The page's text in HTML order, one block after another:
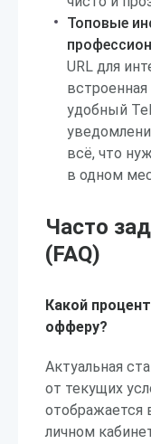
Топовые
URL для
удобный
всё, что
в одном
Часто
(FAQ)
Какой
офферу?
Актуальная
от текущих
отображается
личном